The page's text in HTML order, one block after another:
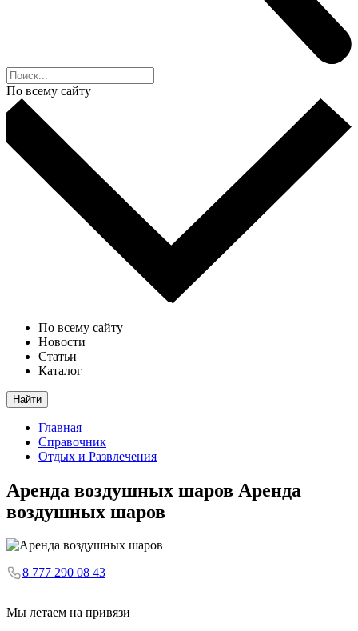
По всему сайту
По всему сайту
Новости
Статьи
Каталог
Найти
Главная
Справочник
Отдых и Развлечения
Аренда воздушных шаров Аренда
воздушных шаров
8 777 290 08 43
Мы летаем на привязи